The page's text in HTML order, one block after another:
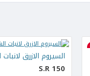
السيروم الازرق
S.R 150